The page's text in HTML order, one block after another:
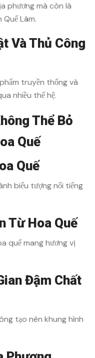
phương mà còn là
Lâm.
Và Thủ Công
truyền thống và
nhiều thế hệ.
Thể Bỏ
Quế
Quế
biểu tượng nổi tiếng
Từ Hoa Quế
quế mang hương vị
Đậm Chất
tạo nên khung hình